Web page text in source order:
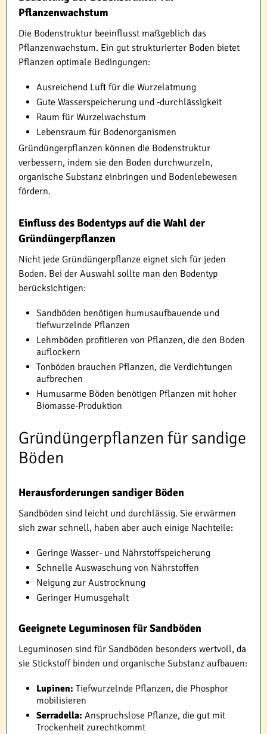
Pflanzenwachstum
Die Bodenstruktur beeinflusst maßgeblich das
Pflanzenwachstum. Ein gut strukturierter Boden bietet
Pflanzen optimale Bedingungen:
Ausreichend Luft für die Wurzelatmung
Gute Wasserspeicherung und -durchlässigkeit
Raum für Wurzelwachstum
Lebensraum für Bodenorganismen
Gründüngerpflanzen können die Bodenstruktur
verbessern, indem sie den Boden durchwurzeln,
organische Substanz einbringen und Bodenlebewesen
fördern.
Einfluss des Bodentyps auf die Wahl der
Gründüngerpflanzen
Nicht jede Gründüngerpflanze eignet sich für jeden
Boden. Bei der Auswahl sollte man den Bodentyp
berücksichtigen:
Sandböden benötigen humusaufbauende und
tiefwurzelnde Pflanzen
Lehmböden profitieren von Pflanzen, die den Boden
auflockern
Tonböden brauchen Pflanzen, die Verdichtungen
aufbrechen
Humusarme Böden benötigen Pflanzen mit hoher
Biomasse-Produktion
Gründüngerpflanzen für sandige
Böden
Herausforderungen sandiger Böden
Sandböden sind leicht und durchlässig. Sie erwärmen
sich zwar schnell, haben aber auch einige Nachteile:
Geringe Wasser- und Nährstoffspeicherung
Schnelle Auswaschung von Nährstoffen
Neigung zur Austrocknung
Geringer Humusgehalt
Geeignete Leguminosen für Sandböden
Leguminosen sind für Sandböden besonders wertvoll, da
sie Stickstoff binden und organische Substanz aufbauen:
Lupinen: Tiefwurzelnde Pflanzen, die Phosphor
mobilisieren
Serradella: Anspruchslose Pflanze, die gut mit
Trockenheit zurechtkommt